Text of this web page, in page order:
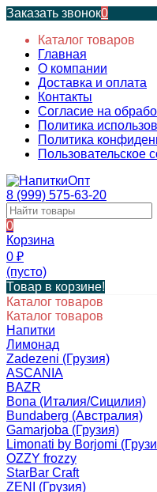
Заказать звонок0
Каталог товаров
Главная
О компании
Доставка и оплата
Контакты
Согласие на
Политика
Политика
Пользовательское
8 (999) 575-63-20
0
Корзина
0 ₽
(пусто)
Товар в корзине!
Каталог товаров
Каталог товаров
Напитки
Лимонад
Zadezeni (Грузия)
ASCANIA
BAZR
Bona (Италия/Сицилия)
Bundaberg (Австралия)
Gamarjoba (Грузия)
Limonati by Borjomi
OZZY frozzy
StarBar Craft
ZENI (Грузия)